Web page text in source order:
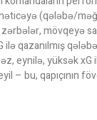
(qələbə/
zərbələr, mövqeyə
ilə qazanılmış
eynilə, yüksək xG
– bu, qapıçının